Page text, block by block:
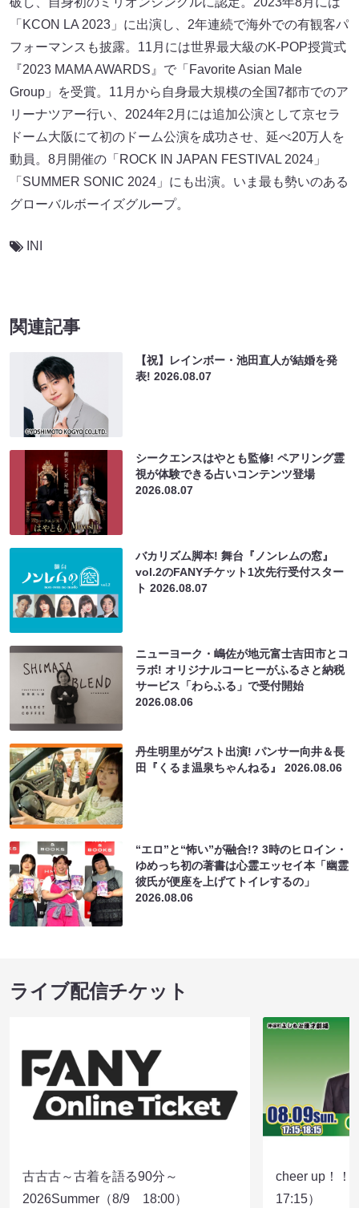
「KCON LA 2023」に出演し、2年連続で海外での有観客パ
フォーマンスも披露。11月には世界最大級のK-POP授賞式
『2023 MAMA AWARDS』で「Favorite Asian Male
Group」を受賞。11月から自身最大規模の全国7都市でのア
リーナツアー行い、2024年2月には追加公演として京セラ
ドーム大阪にて初のドーム公演を成功させ、延べ20万人を
動員。8月開催の「ROCK IN JAPAN FESTIVAL 2024」
「SUMMER SONIC 2024」にも出演。いま最も勢いのある
グローバルボーイズグループ。
INI
関連記事
【祝】レインボー・池田直人が結婚を発
表!2026.08.07
シークエンスはやとも監修! ペアリング霊
視が体験できる占いコンテンツ登場
2026.08.07
バカリズム脚本! 舞台『ノンレムの窓』
vol.2のFANYチケット1次先行受付スター
ト2026.08.07
ニューヨーク・嶋佐が地元富士吉田市とコ
ラボ! オリジナルコーヒーがふるさと納税
サービス「わらふる」で受付開始
2026.08.06
丹生明里がゲスト出演! パンサー向井＆長
田『くるま温泉ちゃんねる』2026.08.06
“エロ”と“怖い”が融合!? 3時のヒロイン・
ゆめっち初の著書は心霊エッセイ本「幽霊
彼氏が便座を上げてトイレするの」
2026.08.06
ライブ配信チケット
古古古～古着を語る90分～
2026Summer（8/9 18:00）
cheer up！
17:15）